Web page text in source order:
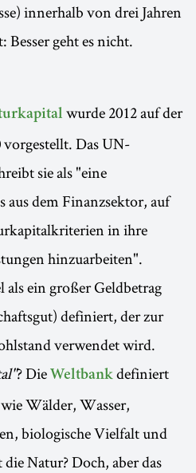
innerhalb von drei Jahren
Besser geht es nicht.
wurde 2012 auf der
Das UN-
sie als "eine
dem Finanzsektor, auf
in ihre
hinzuarbeiten".
ein großer Geldbetrag
definiert, der zur
verwendet wird.
? Die Weltbank definiert
Wälder, Wasser,
biologische Vielfalt und
Natur? Doch, aber das